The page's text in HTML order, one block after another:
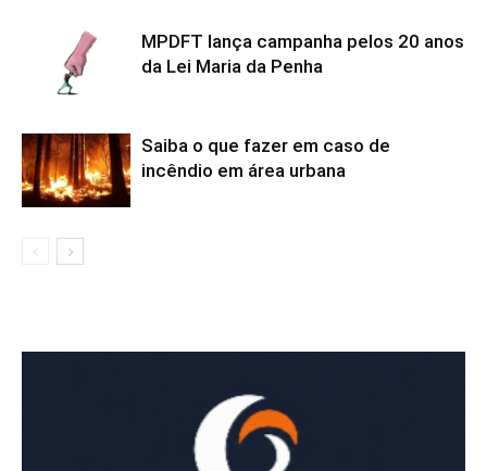
MPDFT lança campanha pelos 20 anos
da Lei Maria da Penha
Saiba o que fazer em caso de
incêndio em área urbana